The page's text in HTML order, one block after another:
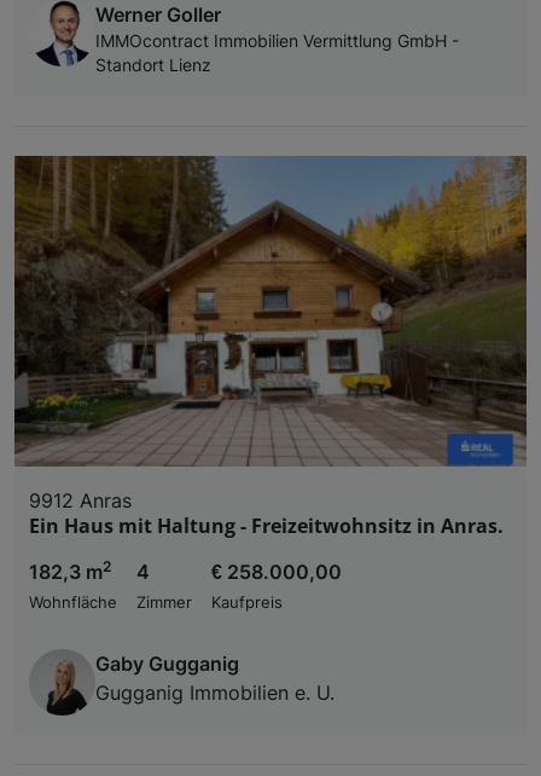
Werner Goller
IMMOcontract Immobilien Vermittlung GmbH -
Standort Lienz
9912 Anras
Ein Haus mit Haltung - Freizeitwohnsitz in Anras.
182,3 m2
Wohnfläche
4
Zimmer
€ 258.000,00
Kaufpreis
Gaby Gugganig
Gugganig Immobilien e. U.